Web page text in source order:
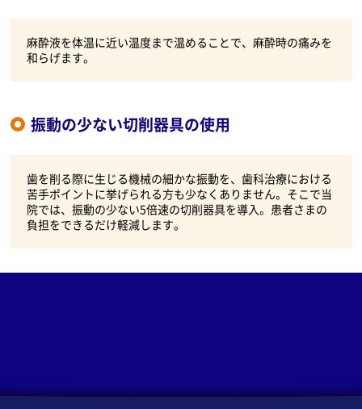
麻酔液を体温に近い温度まで温めることで、麻酔時の痛みを
和らげます。
振動の少ない切削器具の使用
歯を削る際に生じる機械の細かな振動を、歯科治療における
苦手ポイントに挙げられる方も少なくありません。そこで当
院では、振動の少ない5倍速の切削器具を導入。患者さまの
負担をできるだけ軽減します。